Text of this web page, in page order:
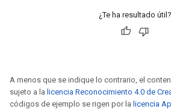
¿Te ha resultado útil?
A menos que se indique lo contrario, el
sujeto a la licencia Reconocimiento 4.0 de
códigos de ejemplo se rigen por la licencia